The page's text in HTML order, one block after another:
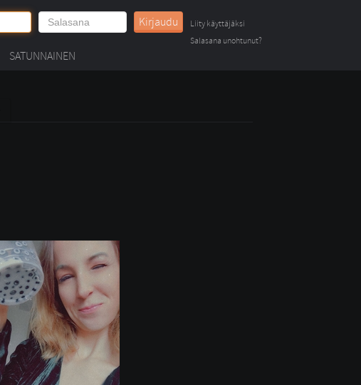
Kirjaudu
Liity käyttäjäksi
Salasana unohtunut?
SATUNNAINEN